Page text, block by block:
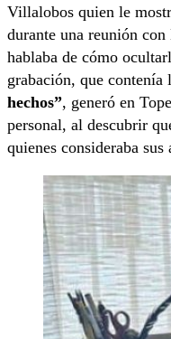
Villalobos quien le
durante una reunión
hablaba de cómo
grabación, que contenía
hechos”, generó en
personal, al descubrir
quienes consideraba sus